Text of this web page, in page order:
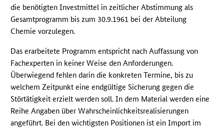
die benötigten Investmittel in zeitlicher Abstimmung als
Gesamtprogramm bis zum 30.9.1961 bei der Abteilung
Chemie vorzulegen.
Das erarbeitete Programm entspricht nach Auffassung von
Fachexperten in keiner Weise den Anforderungen.
Überwiegend fehlen darin die konkreten Termine, bis zu
welchem Zeitpunkt eine endgültige Sicherung gegen die
Störtätigkeit erzielt werden soll. In dem Material werden eine
Reihe Angaben über Wahrscheinlichkeitsrealisierungen
angeführt. Bei den wichtigsten Positionen ist ein Import im